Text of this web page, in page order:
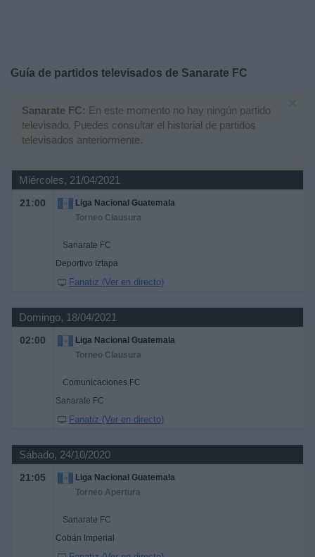
Guía de partidos televisados de Sanarate FC
Sanarate FC: En este momento no hay ningún partido
televisado. Puedes consultar el historial de partidos
televisados anteriormente.
Miércoles, 21/04/2021
21:00
Liga Nacional Guatemala
Torneo Clausura
Sanarate FC
Deportivo Iztapa
Fanatiz (Ver en directo)
Domingo, 18/04/2021
02:00
Liga Nacional Guatemala
Torneo Clausura
Comunicaciones FC
Sanarate FC
Fanatiz (Ver en directo)
Sábado, 24/10/2020
21:05
Liga Nacional Guatemala
Torneo Apertura
Sanarate FC
Cobán Imperial
Noticias
Widget